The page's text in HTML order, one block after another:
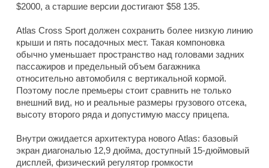
$2000, а старшие версии достигают $58 135.
Atlas Cross Sport должен сохранить более низкую линию
крыши и пять посадочных мест. Такая компоновка
обычно уменьшает пространство над головами задних
пассажиров и предельный объем багажника
относительно автомобиля с вертикальной кормой.
Поэтому после премьеры стоит сравнить не только
внешний вид, но и реальные размеры грузового отсека,
высоту второго ряда и допустимую массу прицепа.
Внутри ожидается архитектура нового Atlas: базовый
экран диагональю 12,9 дюйма, доступный 15-дюймовый
дисплей, физический регулятор громкости